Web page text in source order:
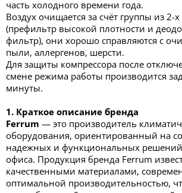
часть холодного времени года.
Воздух очищается за счёт группы из 2-
(префильтр высокой плотности и
фильтр), они хорошо справляются с
пыли, аллергенов, шерсти.
Для защиты компрессора после
смене режима работы производится
минуты.
1. Краткое описание бренда
Ferrum — это производитель
оборудования, ориентированный на
надежных и функциональных
офиса. Продукция бренда Ferrum
качественными материалами,
оптимальной производительностью,